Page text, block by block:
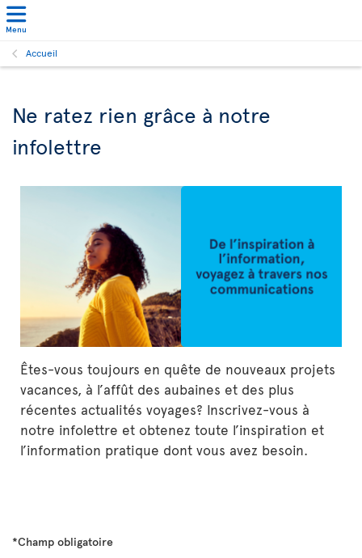
Menu
Accueil
Ne ratez rien grâce à notre
infolettre
Êtes-vous toujours en quête de nouveaux projets
vacances, à l’affût des aubaines et des plus
récentes actualités voyages? Inscrivez-vous à
notre infolettre et obtenez toute l’inspiration et
l’information pratique dont vous avez besoin.
*Champ obligatoire